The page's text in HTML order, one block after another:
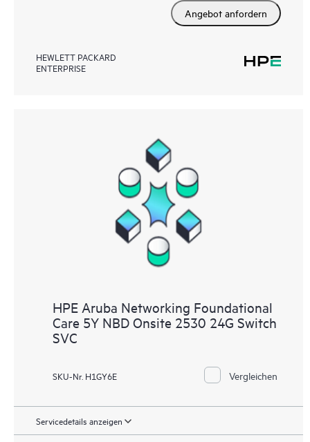
Angebot anfordern
HEWLETT PACKARD
ENTERPRISE
HPE Aruba Networking Foundational
Care 5Y NBD Onsite 2530 24G Switch
SVC
SKU-Nr. H1GY6E Vergleichen
Servicedetails anzeigen